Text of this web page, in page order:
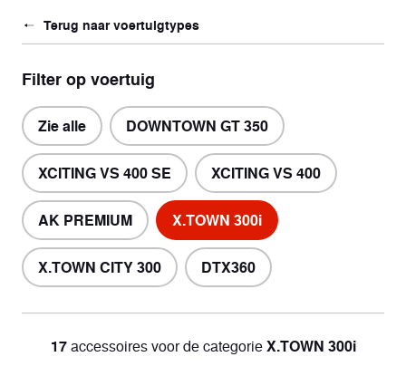
Terug naar voertuigtypes
Filter op voertuig
Zie alle DOWNTOWN GT 350
XCITING VS 400 SE XCITING VS 400
AK PREMIUM X.TOWN 300i
X.TOWN CITY 300 DTX360
17accessoiresvoor de categorieX.TOWN 300i